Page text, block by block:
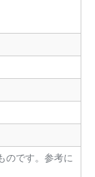
のです。参考に